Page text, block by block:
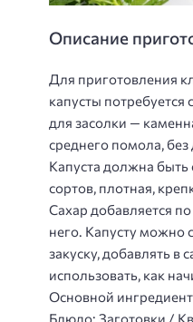
Описание
Для приготовления
капусты потребуется
для засолки —
среднего помола,
Капуста должна быть
сортов, плотная,
Сахар добавляется
него. Капусту можно
закуску, добавлять в
использовать, как
Основной
Блюдо: Заготовки /